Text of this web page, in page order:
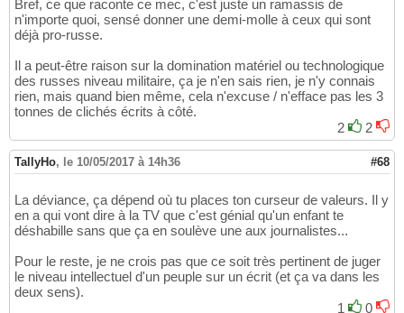
Bref, ce que raconte ce mec, c'est juste un ramassis de
n'importe quoi, sensé donner une demi-molle à ceux qui sont
déjà pro-russe.
Il a peut-être raison sur la domination matériel ou technologique
des russes niveau militaire, ça je n'en sais rien, je n'y connais
rien, mais quand bien même, cela n'excuse / n'efface pas les 3
tonnes de clichés écrits à côté.
2
2
TallyHo, le 10/05/2017 à 14h36 #68
La déviance, ça dépend où tu places ton curseur de valeurs. Il y
en a qui vont dire à la TV que c'est génial qu'un enfant te
déshabille sans que ça en soulève une aux journalistes...
Pour le reste, je ne crois pas que ce soit très pertinent de juger
le niveau intellectuel d'un peuple sur un écrit (et ça va dans les
deux sens).
1
0